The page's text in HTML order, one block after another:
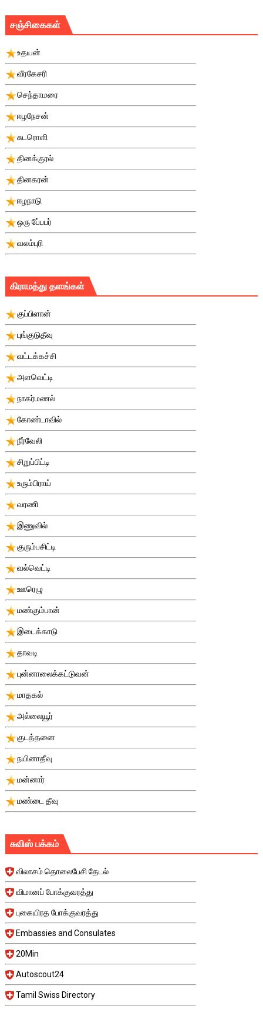
சஞ்சிகைகள்
உதயன்
வீரகேசரி
செந்தாமரை
ஈழநேசன்
சுடரொளி
தினக்குரல்
தினகரன்
ஈழநாடு
ஒரு பே்பபர்
வலம்புரி
கிராமத்து தளங்கள்
குப்பிளான்
புங்குடுதீவு
வட்டக்கச்சி
அளவெட்டி
நாகர்மணல்
கோண்டாவில்
நீர்வேலி
சிறுப்பிட்டி
உரும்பிராய்
வரணி
இணுவில்
குரும்பசிட்டி
வல்வெட்டி
ஊரெழு
மண்கும்பான்
இடைக்காடு
தாவடி
புன்னாலைக்கட்டுவன்
மாதகல்
அல்லையூர்
குடத்தனை
நயினாதீவு
மன்னார்
மண்டை தீவு
சுவிஸ் பக்கம்
விலாசம் தொலைபேசி தேடல்
விமானப் போக்குவரத்து
புகையிரத போக்குவரத்து
Embassies and Consulates
20Min
Autoscout24
Tamil Swiss Directory